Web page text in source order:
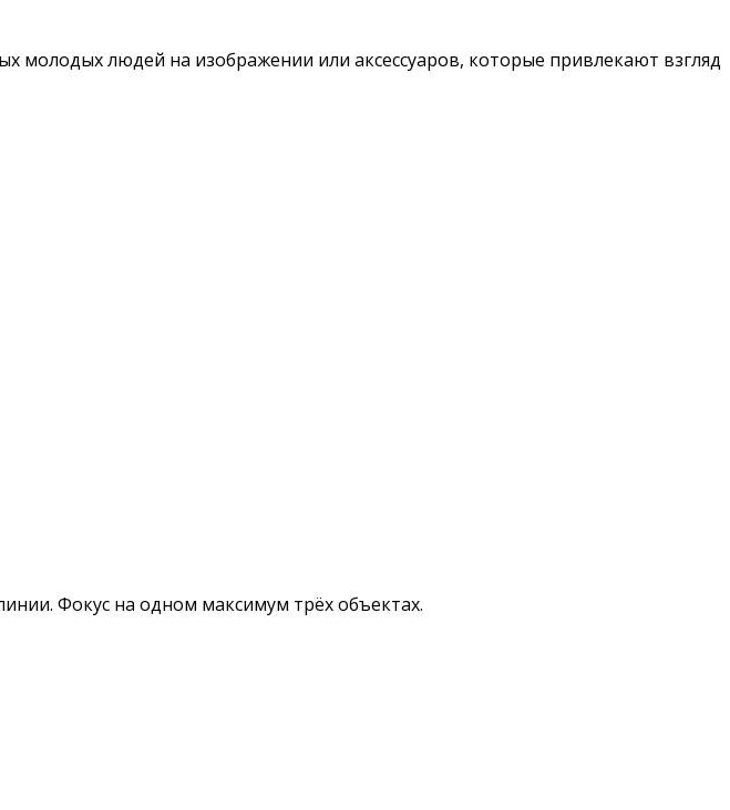
молодых людей на изображении или аксессуаров, которые привлекают взгляд
Фокус на одном максимум трёх объектах.